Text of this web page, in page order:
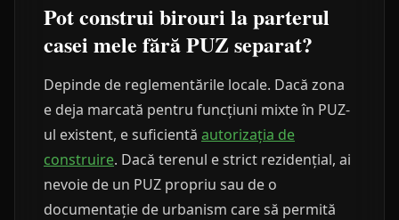
Pot construi birouri la parterul
casei mele fără PUZ separat?
Depinde de reglementările locale. Dacă zona
e deja marcată pentru funcțiuni mixte în PUZ-
ul existent, e suficientă autorizația de
construire. Dacă terenul e strict rezidențial, ai
nevoie de un PUZ propriu sau de o
documentație de urbanism care să permită